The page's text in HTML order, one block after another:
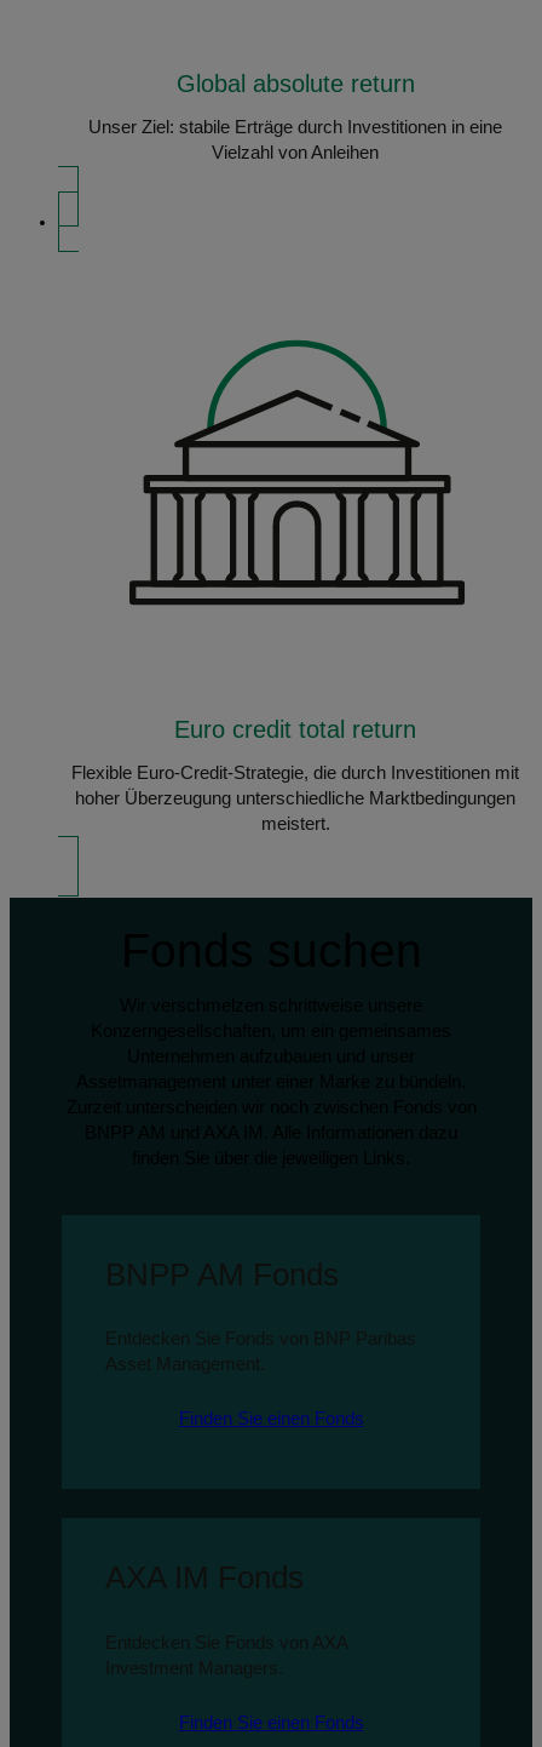
Global absolute return
Unser Ziel: stabile Erträge durch Investitionen in eine
Vielzahl von Anleihen
Euro credit total return
Flexible Euro-Credit-Strategie, die durch Investitionen mit
hoher Überzeugung unterschiedliche Marktbedingungen
meistert.
BNPP AM Fonds
Entdecken Sie Fonds von BNP Paribas
Asset Management.
Finden Sie einen Fonds
AXA IM Fonds
Entdecken Sie Fonds von AXA
Investment Managers.
Finden Sie einen Fonds